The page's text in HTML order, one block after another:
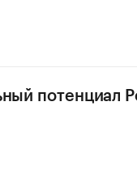
потенциал